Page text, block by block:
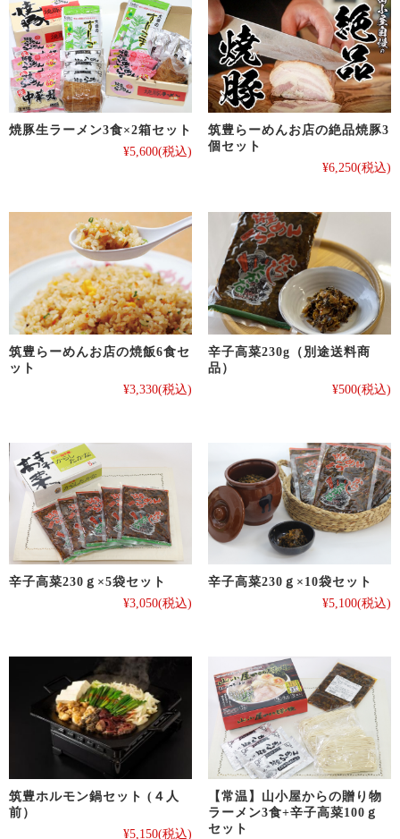
焼豚生ラーメン3食×2箱セット
¥5,600(税込)
筑豊らーめんお店の絶品焼豚3
個セット
¥6,250(税込)
筑豊らーめんお店の焼飯6食セ
ット
¥3,330(税込)
辛子高菜230g（別途送料商
品）
¥500(税込)
辛子高菜230ｇ×5袋セット
¥3,050(税込)
辛子高菜230ｇ×10袋セット
¥5,100(税込)
筑豊ホルモン鍋セット (４人
前）
¥5,150(税込)
【常温】山小屋からの贈り物
ラーメン3食+辛子高菜100ｇ
セット